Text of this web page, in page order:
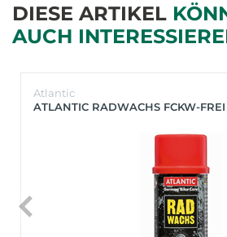
DIESE ARTIKEL
AUCH
Atlantic
ATLANTIC RADWACHS FCKW-